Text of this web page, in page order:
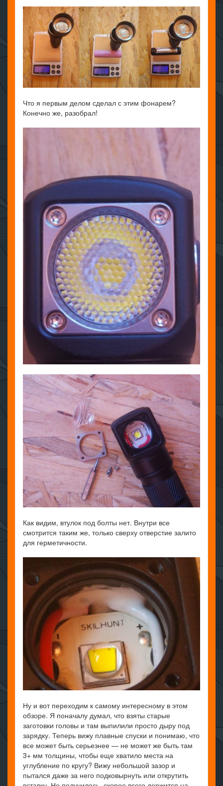
Что я первым делом сделал с этим фонарем?
Конечно же, разобрал!
Как видим, втулок под болты нет. Внутри все
смотрится таким же, только сверху отверстие залито
для герметичности.
Ну и вот переходим к самому интересному в этом
обзоре. Я поначалу думал, что взяты старые
заготовки головы и там выпилили просто дыру под
зарядку. Теперь вижу плавные спуски и понимаю, что
все может быть серьезнее — не может же быть там
3+ мм толщины, чтобы еще хватило места на
углубление по кругу? Вижу небольшой зазор и
пытался даже за него подковырнуть или открутить